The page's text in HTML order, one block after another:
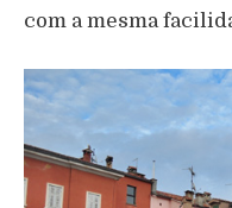
com a mesma